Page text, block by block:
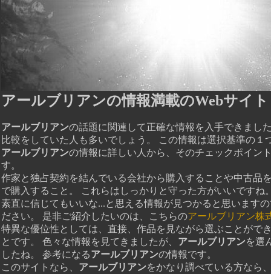
アールブリアンの情報満載のWebサイト
アールブリアンの話題に関連して正確な情報を入手できまし
比較をしていた人も多いでしょう。 この情報は選択基準の１
アールブリアンの情報に詳しい人から、そのチェックポイン
す。
作家と独占契約を結んでいる会社から購入することや中古品
で購入すること。 これらはしっかりと守った方がいいですね
素直に信じてもいいな...と思える情報が見つかると思います
ださい。 是非ご紹介したいのは、こちらのアールブリアン株
特異な優位性としては、直接、作品を見ながら選ぶことがで
とです。 色々な情報を見てきましたが、 アールブリアンを選
したね。 参考になるアールブリアンの情報です。
このサイトなら、 アールブリアンをかなり調べている方なら